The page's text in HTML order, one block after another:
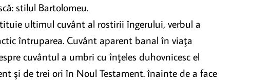
stilul Bartolomeu.
ultimul cuvânt al rostirii îngerului, verbul a
întruparea. Cuvânt aparent banal în viaţa
cuvântul a umbri cu înţeles duhovnicesc el
şi de trei ori în Noul Testament. înainte de a face